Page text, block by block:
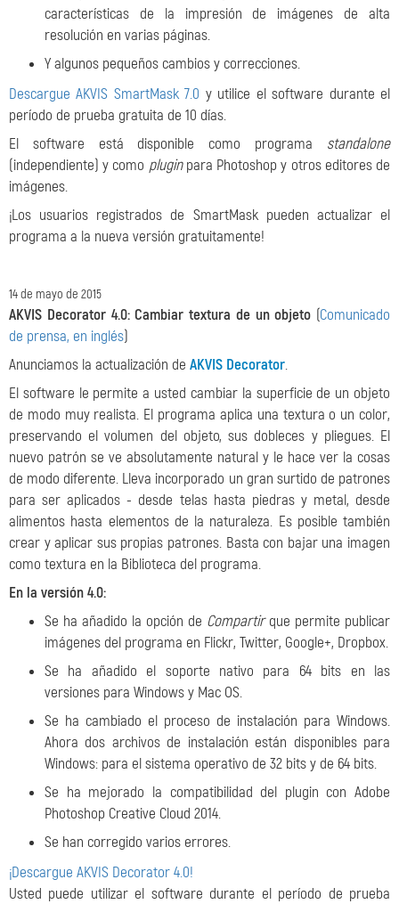
características de la impresión de imágenes de alta
resolución en varias páginas.
Y algunos pequeños cambios y correcciones.
Descargue AKVIS SmartMask 7.0 y utilice el software durante el
período de prueba gratuita de 10 días.
El software está disponible como programa standalone
(independiente) y como pluginpara Photoshop y otros editores de
imágenes.
¡Los usuarios registrados de SmartMask pueden actualizar el
programa a la nueva versión gratuitamente!
14 de mayo de 2015
AKVIS Decorator 4.0: Cambiar textura de un objeto (Comunicado
de prensa, en inglés)
Anunciamos la actualización de AKVIS Decorator.
El software le permite a usted cambiar la superficie de un objeto
de modo muy realista. El programa aplica una textura o un color,
preservando el volumen del objeto, sus dobleces y pliegues. El
nuevo patrón se ve absolutamente natural y le hace ver la cosas
de modo diferente. Lleva incorporado un gran surtido de patrones
para ser aplicados - desde telas hasta piedras y metal, desde
alimentos hasta elementos de la naturaleza. Es posible también
crear y aplicar sus propias patrones. Basta con bajar una imagen
como textura en la Biblioteca del programa.
En la versión 4.0:
Se ha añadido la opción de Compartirque permite publicar
imágenes del programa en Flickr, Twitter, Google+, Dropbox.
Se ha añadido el soporte nativo para 64 bits en las
versiones para Windows y Mac OS.
Se ha cambiado el proceso de instalación para Windows.
Ahora dos archivos de instalación están disponibles para
Windows: para el sistema operativo de 32 bits y de 64 bits.
Se ha mejorado la compatibilidad del plugin con Adobe
Photoshop Creative Cloud 2014.
Se han corregido varios errores.
¡Descargue AKVIS Decorator 4.0!
Usted puede utilizar el software durante el período de prueba